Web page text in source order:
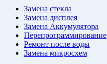
Замена стекла
Замена дисплея
Замена Аккумулятора
Перепрограммирование
Ремонт после воды
Замена микросхем